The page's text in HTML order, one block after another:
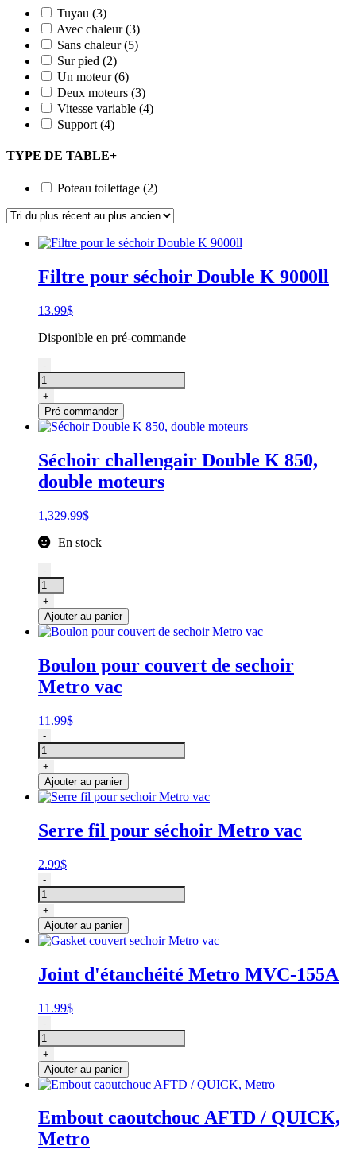
Tuyau (3)
Avec chaleur(3)
Sans chaleur(5)
Sur pied (2)
Un moteur(6)
Deux moteurs (3)
Vitesse variable (4)
Support (4)
TYPE DE TABLE+
Poteau toilettage (2)
Filtre pour séchoir Double K 9000ll
13.99$
Disponible en pré-commande
quantité
de
Filtre
pour
le
séchoir
K
9000ll
-
+
Pré-commander
Séchoir challengair Double K 850,
double moteurs
1,329.99$
En stock
quantité
de
Séchoir
Double
K
850,
moteurs
-
+
Ajouter au panier
Boulon pour couvert de sechoir
Metro vac
11.99$
quantité
de
Boulon
pour
couvert
de
Metro
-
+
Ajouter au panier
Serre fil pour séchoir Metro vac
2.99$
quantité
de
Serre
fil
pour
sechoir
vac
-
+
Ajouter au panier
Joint d'étanchéité Metro MVC-155A
11.99$
quantité
de
Gasket
couvert
sechoir
Metro
-
+
Ajouter au panier
Embout caoutchouc AFTD / QUICK,
Metro